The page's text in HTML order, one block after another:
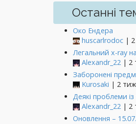
Останні
Око Ендера
huscarlrodoc |
Легальний x-ray
Alexandr_22 | 2
Заборонені
Kurosaki | 2
Деякі проблеми
Alexandr_22 | 2
Оновлення –